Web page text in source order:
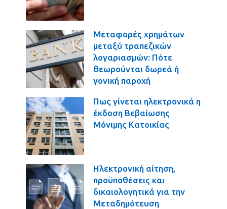
Μεταφορές χρημάτων
μεταξύ τραπεζικών
λογαριασμών: Πότε
θεωρούνται δωρεά ή
γονική παροχή
Πως γίνεται ηλεκτρονικά η
έκδοση Βεβαίωσης
Μόνιμης Κατοικίας
Ηλεκτρονική αίτηση,
προϋποθέσεις και
δικαιολογητικά για την
Μεταδημότευση